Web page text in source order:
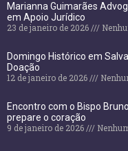
Marianna Guimarães
em Apoio Jurídico
23 de janeiro de 2026
Domingo Histórico em
Doação
12 de janeiro de 2026
Encontro com o Bispo
prepare o coração
9 de janeiro de 2026